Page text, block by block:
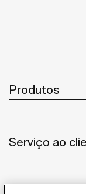
Produtos
Serviço ao